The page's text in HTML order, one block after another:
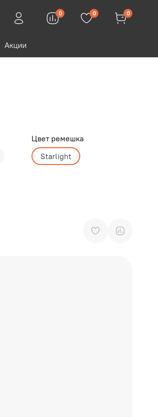
0 0 0
Акции
Цвет ремешка
Starlight